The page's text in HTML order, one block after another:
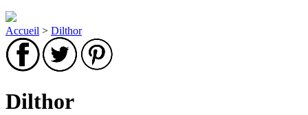
Accueil > Dilthor
Dilthor